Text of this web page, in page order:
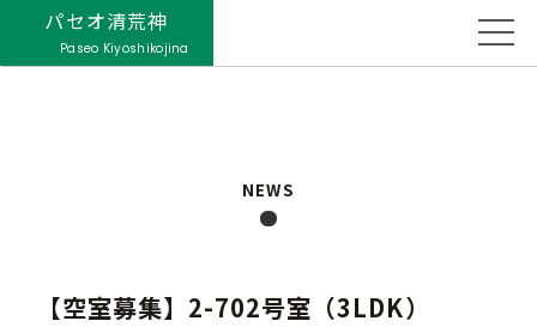
パセオ清荒神
Paseo Kiyoshikojina
【空室募集】2-702号室（3LDK）
NEWS